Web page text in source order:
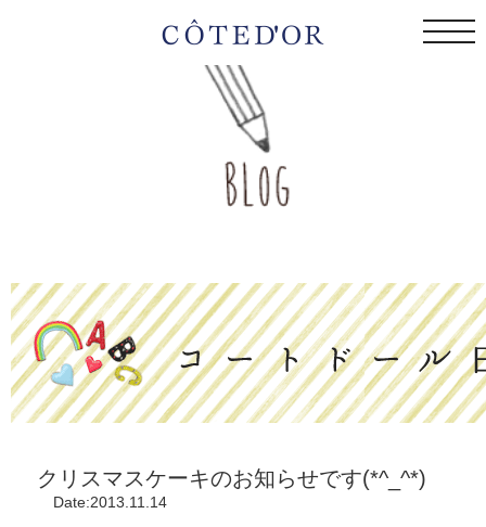
クリスマスケーキのお知らせです(*^_^*)
Date:2013.11.14